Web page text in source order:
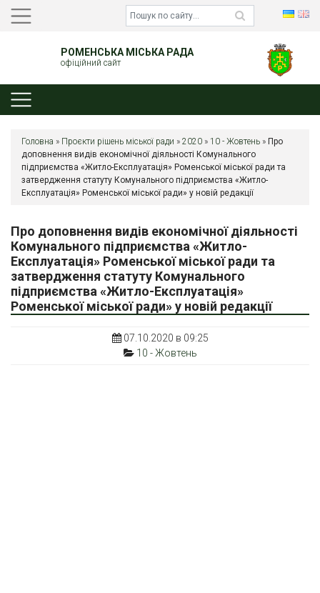
РОМЕНСЬКА МІСЬКА РАДА
офіційний сайт
Головна » Проєкти рішень міської ради » 2020 » 10 - Жовтень » Про
доповнення видів економічної діяльності Комунального
підприємства «Житло-Експлуатація» Роменської міської ради та
затвердження статуту Комунального підприємства «Житло-
Експлуатація» Роменської міської ради» у новій редакції
Про доповнення видів економічної діяльності
Комунального підприємства «Житло-
Експлуатація» Роменської міської ради та
затвердження статуту Комунального
підприємства «Житло-Експлуатація»
Роменської міської ради» у новій редакції
07.10.2020 в 09:25
10 - Жовтень